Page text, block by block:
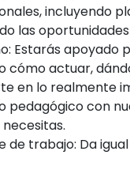
incluyendo
las
Estarás apoyado
cómo actuar,
en lo realmente
pedagógico con
de trabajo: Da